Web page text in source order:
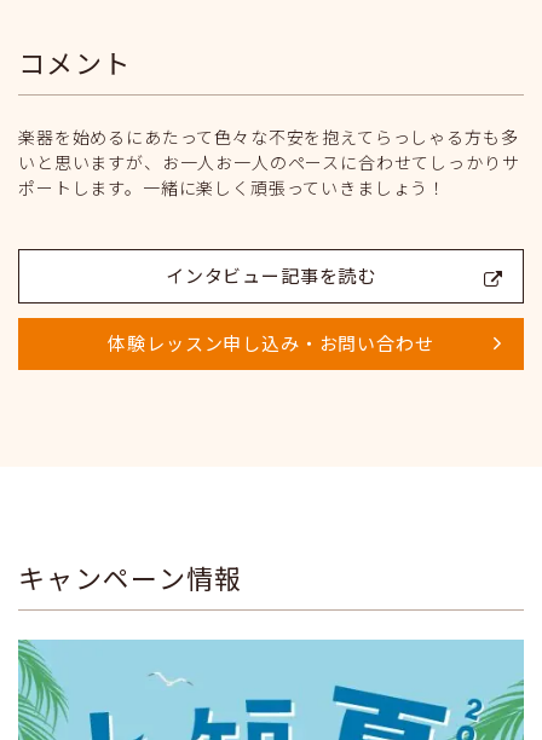
コメント
楽器を始めるにあたって色々な不安を抱えてらっしゃる方も多
いと思いますが、お一人お一人のペースに合わせてしっかりサ
ポートします。一緒に楽しく頑張っていきましょう！
インタビュー記事を読む
体験レッスン申し込み・お問い合わせ
キャンペーン情報